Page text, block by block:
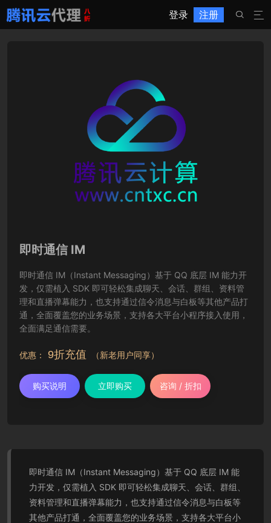
登录 注册 

即时通信 IM
即时通信 IM（Instant Messaging）基于 QQ 底层 IM 能力开
发，仅需植入 SDK 即可轻松集成聊天、会话、群组、资料管
理和直播弹幕能力，也支持通过信令消息与白板等其他产品打
通，全面覆盖您的业务场景，支持各大平台小程序接入使用，
全面满足通信需要。
优惠： 9折充值 （新老用户同享）
购买说明 立即购买 咨询 / 折扣
即时通信 IM（Instant Messaging）基于 QQ 底层 IM 能
力开发，仅需植入 SDK 即可轻松集成聊天、会话、群组、
资料管理和直播弹幕能力，也支持通过信令消息与白板等
其他产品打通，全面覆盖您的业务场景，支持各大平台小